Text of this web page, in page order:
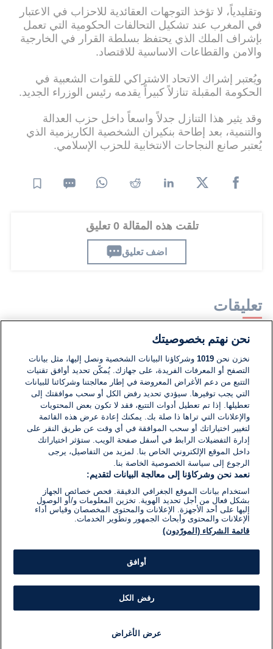
وتقليدياً، لا تؤخذ التوجهات العقائدية للاحزاب في الاعتبار
في المغرب عند تشكيل التحالفات الحكومية التي تعمل
بإشراف الملك الذي يحتفظ بسلطة القرار في الخارجية
والامن والقطاعات الاساسية للاقتصاد.
ويُعتبر إشراك الاتحاد الاشتراكي للقوات الشعبية في
الحكومة المقبلة تنازلاً كبيراً يقدمه رئيس الوزراء الجديد.
وقد يثير هذا التنازل جدلاً واسعاً داخل حزب العدالة
والتنمية، بعد إطاحة بنكيران الشخصية الكاريزمية الذي
يُعتبر صانع النجاحات الانتخابية للحزب الإسلامي.
تلقت هذه المقالة 0 تعليق
اضف تعليق
تعليقات
لا توجد تعليقات مكتوبة حتى الآن. كن الأول!
اكتب تعليقًا جديدًا ...
نحن نهتم بخصوصيتك
نخزن نحن1019 وشركاؤنا البيانات الشخصية ونصل إليها، مثل بيانات
التصفح أو المعرفات الفريدة، على جهازك. يُمكّن تحديد أوافق تقنيات
التتبع من دعم الأغراض المعروضة في إطار معالجتنا وشركائنا للبيانات
التي يجب توفيرها. سيؤدي تحديد رفض الكل أو سحب موافقتك إلى
تعطيلها. إذا تم تعطيل أدوات التتبع، فقد لا تكون بعض المحتويات
والإعلانات التي تراها ذا صلة بك. يمكنك إعادة عرض هذه القائمة
لتغيير اختياراتك أو سحب الموافقة في أي وقت عن طريق النقر على
إدارة التفضيلات الرابط في أسفل صفحة الويب. ستؤثر اختياراتك
داخل الموقع الإلكتروني الخاص بنا. لمزيد من التفاصيل، يرجى
الرجوع إلى سياسة الخصوصية الخاصة بنا.
نعمد نحن وشركاؤنا إلى معالجة البيانات لتقديم:
استخدام بيانات الموقع الجغرافي الدقيقة. فحص خصائص الجهاز
بشكل فعال من أجل تحديد الهوية. تخزين المعلومات و/أو الوصول
إليها على أحد الأجهزة. الإعلانات والمحتوى المخصصان وقياس أداء
الإعلانات والمحتوى وأبحاث الجمهور وتطوير الخدمات.
قائمة الشركاء (المورّدون)
أوافق
رفض الكل
عرض الأغراض